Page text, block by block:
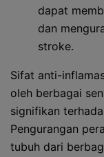
dapat
dan
stroke.
Sifat anti-
oleh berbagai
signifikan
Pengurangan
tubuh dari